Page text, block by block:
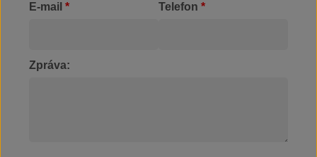
E-mail * Telefon *
Zpráva: